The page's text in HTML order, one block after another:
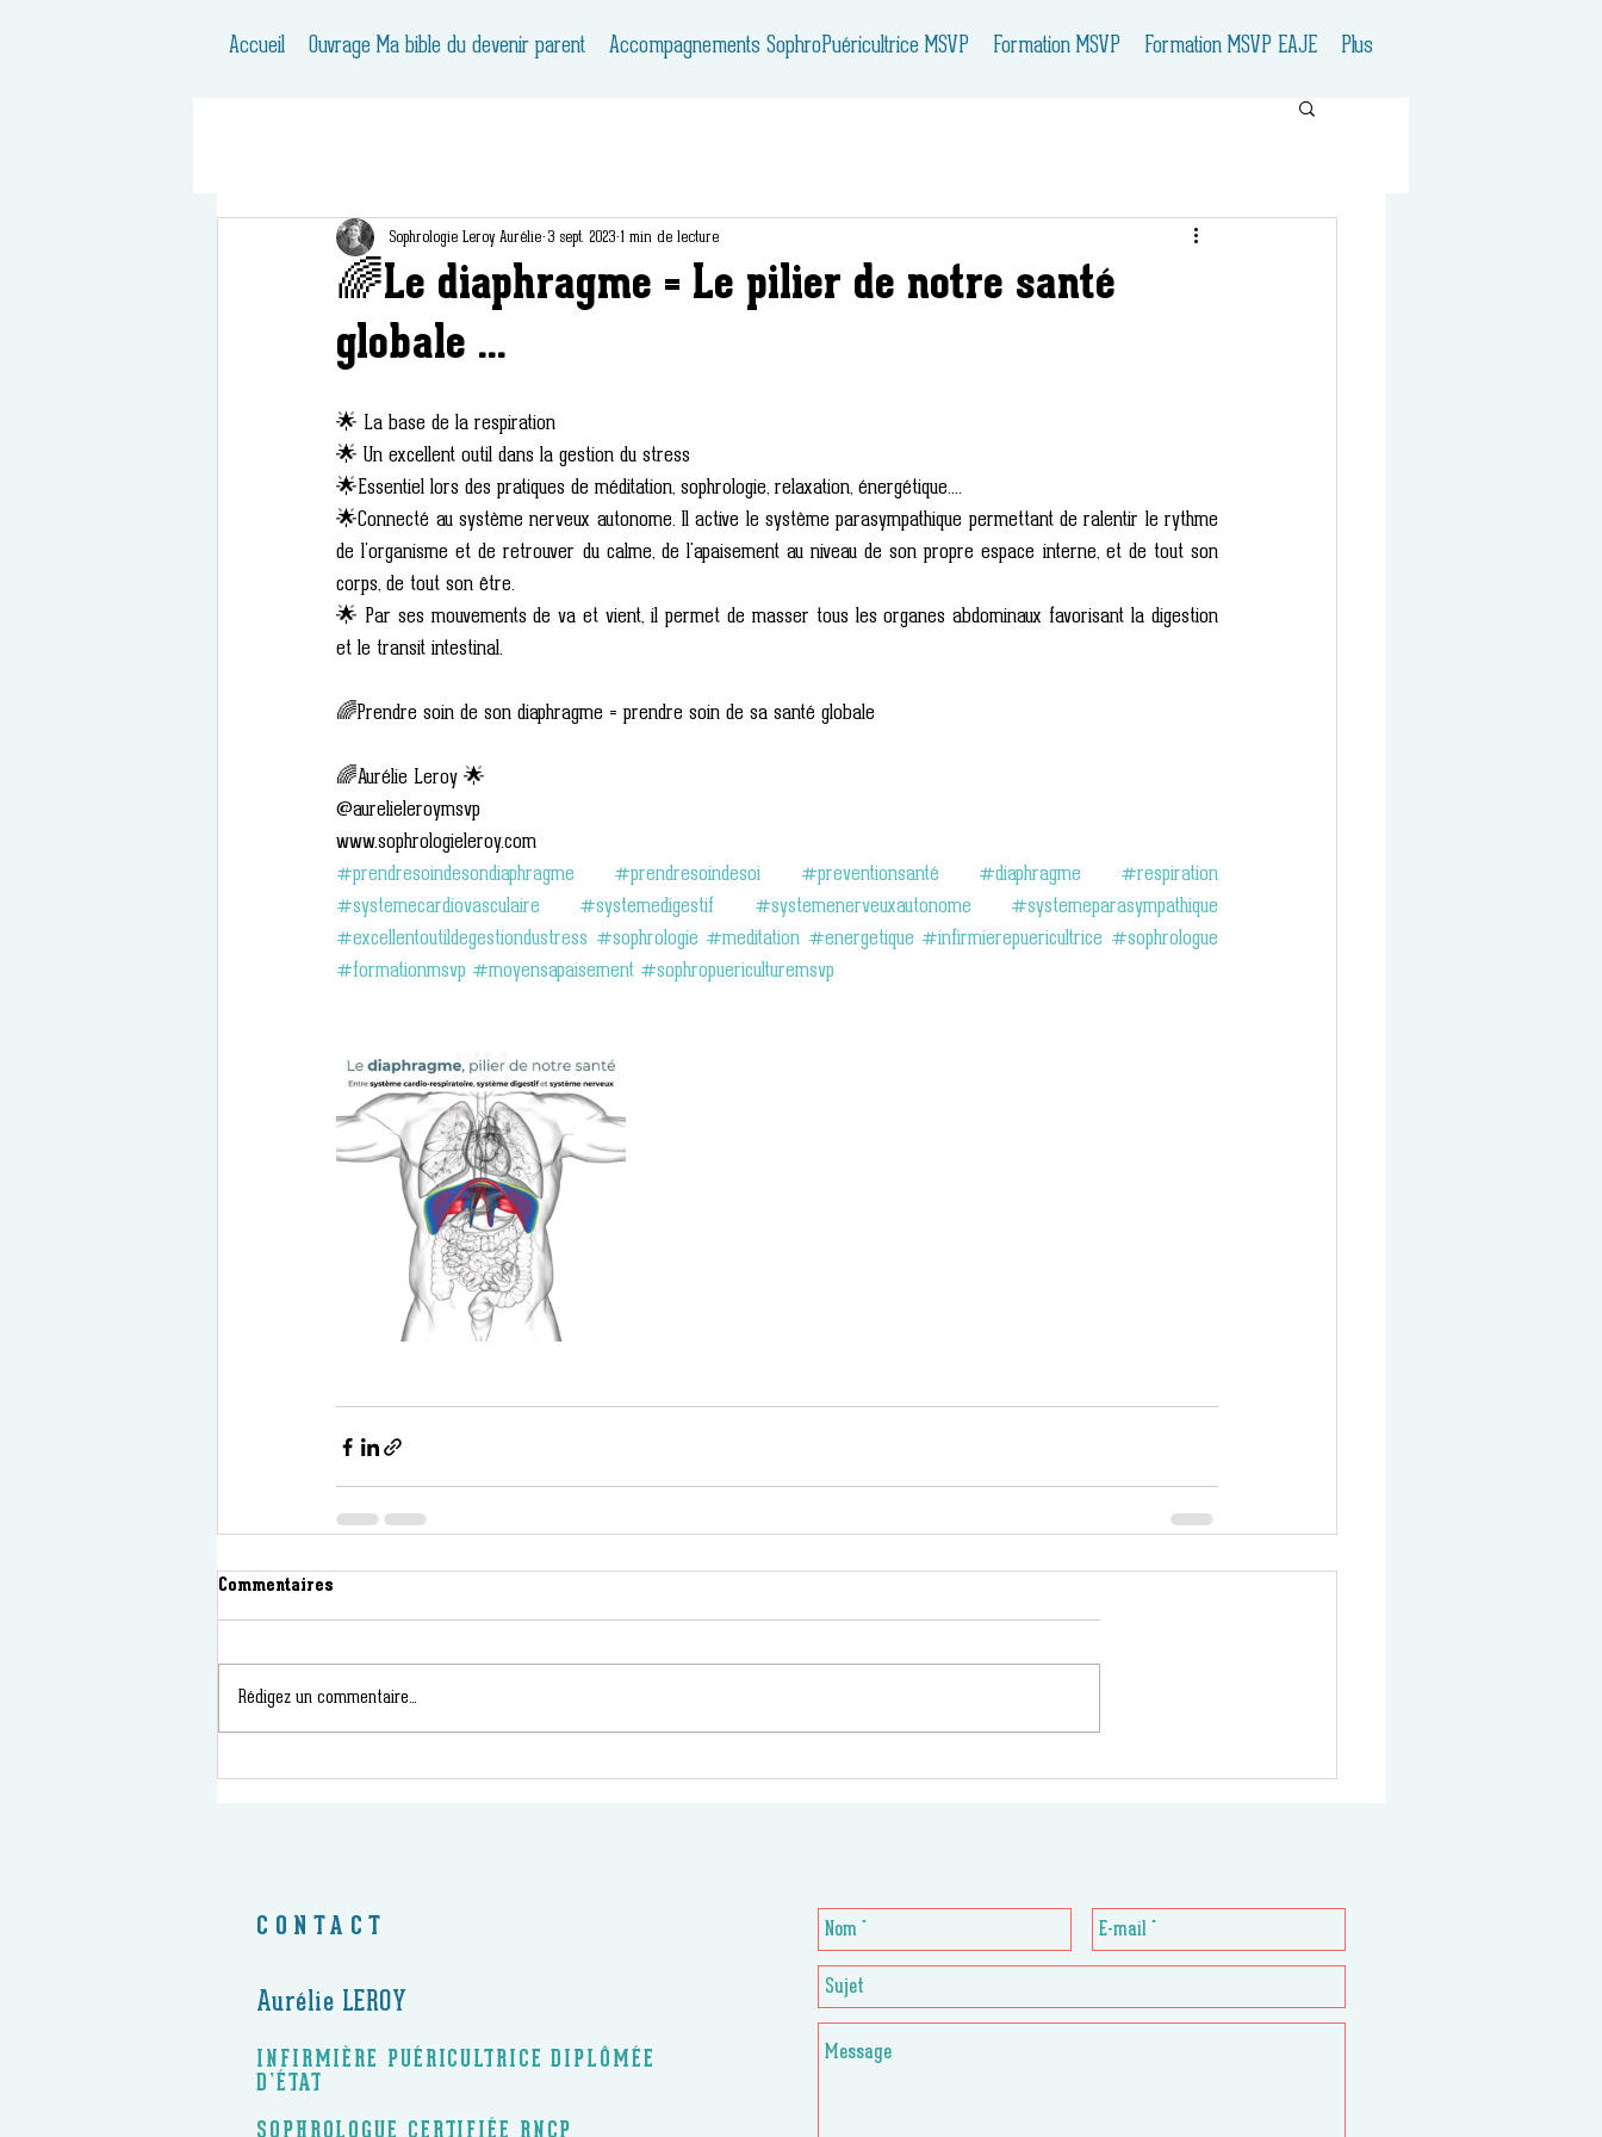
Accueil Ouvrage Ma bible du devenir parent Accompagnements SophroPuéricultrice MSVP Formation MSVP Formation MSVP EAJE Plus
🌈Le diaphragme = Le pilier de notre santé
globale ...
Sophrologie Leroy Aurélie 3 sept. 2023 1 min de lecture
🌟 La base de la respiration
🌟 Un excellent outil dans la gestion du stress
🌟Essentiel lors des pratiques de méditation, sophrologie, relaxation, énergétique....
🌟Connecté au système nerveux autonome. Il active le système parasympathique permettant de ralentir le rythme
de l'organisme et de retrouver du calme, de l'apaisement au niveau de son propre espace interne, et de tout son
corps, de tout son être.
🌟 Par ses mouvements de va et vient, il permet de masser tous les organes abdominaux favorisant la digestion
et le transit intestinal.
🌈Prendre soin de son diaphragme = prendre soin de sa santé globale
🌈Aurélie Leroy 🌟
@aurelieleroymsvp
www.sophrologieleroy.com
#prendresoindesondiaphragme
#prendresoindesoi #preventionsanté #diaphragme
#respiration
#systemecardiovasculaire
#systemedigestif #systemenerveuxautonome
#systemeparasympathique
#excellentoutildegestiondustress #sophrologie #meditation #energetique #infirmierepuericultrice #sophrologue
#formationmsvp #moyensapaisement #sophropuericulturemsvp
Commentaires
Rédigez un commentaire...
CONTACT
Aurélie LEROY
INFIRMIÈRE PUÉRICULTRICE DIPLÔMÉE
D’ÉTAT